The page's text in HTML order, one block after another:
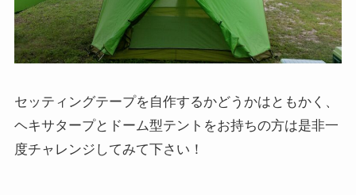
セッティングテープを自作するかどうかはともかく、
ヘキサタープとドーム型テントをお持ちの方は是非一
度チャレンジしてみて下さい！